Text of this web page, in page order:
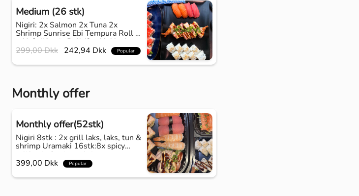
Medium (26 stk)
Nigiri: 2x Salmon 2x Tuna 2x
Shrimp Sunrise Ebi Tempura Roll (8
stk) California Roll (8 stk) Alaska
Roll (8 stk) Starter: Tangsalat
299,00 Dkk 242,94 Dkk Popular
Monthly offer
Monthly offer(52stk)
Nigiri 8stk : 2x grill laks, laks, tun &
shrimp Uramaki 16stk:8x spicy
california & crispy shrimp
Kaburamaki 8 stk : sunrise
Futomaki 6 stk : tuna Hoso 8: laks
Sasami laks :6stk 52stk
399,00 Dkk Popular